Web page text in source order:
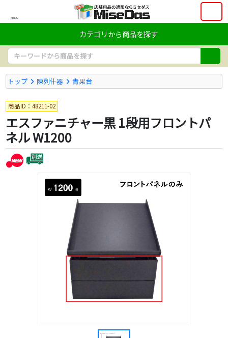
MENU
カテゴリから商品を探す
トップ 陳列什器 青果台
商品ID：48211-02
エスファニチャー黒 1段用フロントパ
ネル W1200